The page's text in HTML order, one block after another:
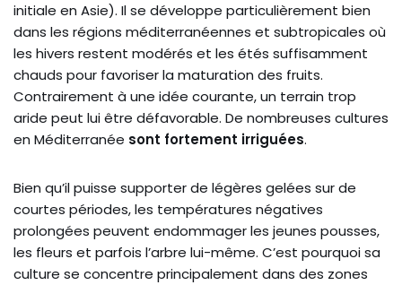
initiale en Asie). Il se développe particulièrement bien
dans les régions méditerranéennes et subtropicales où
les hivers restent modérés et les étés suffisamment
chauds pour favoriser la maturation des fruits.
Contrairement à une idée courante, un terrain trop
aride peut lui être défavorable. De nombreuses cultures
en Méditerranée sont fortement irriguées.
Bien qu’il puisse supporter de légères gelées sur de
courtes périodes, les températures négatives
prolongées peuvent endommager les jeunes pousses,
les fleurs et parfois l’arbre lui-même. C’est pourquoi sa
culture se concentre principalement dans des zones